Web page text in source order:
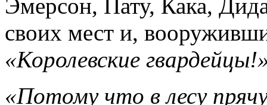
Эмерсон, Пату, Кака,
своих мест и,
«Королевские
«Потому что в лесу